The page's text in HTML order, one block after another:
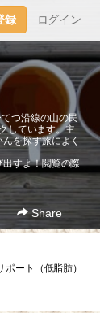
録 ログイン
つ沿線の山の民
しています。主
を探す旅によく
出すよ！閲覧の際
Share
ポート（低脂肪）